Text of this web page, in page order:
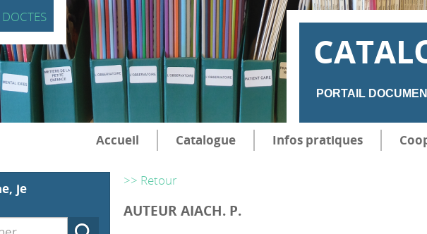
PORTAIL
Accueil Catalogue Infos pratiques
>> Retour
AUTEUR AIACH. P.
je
Recherche